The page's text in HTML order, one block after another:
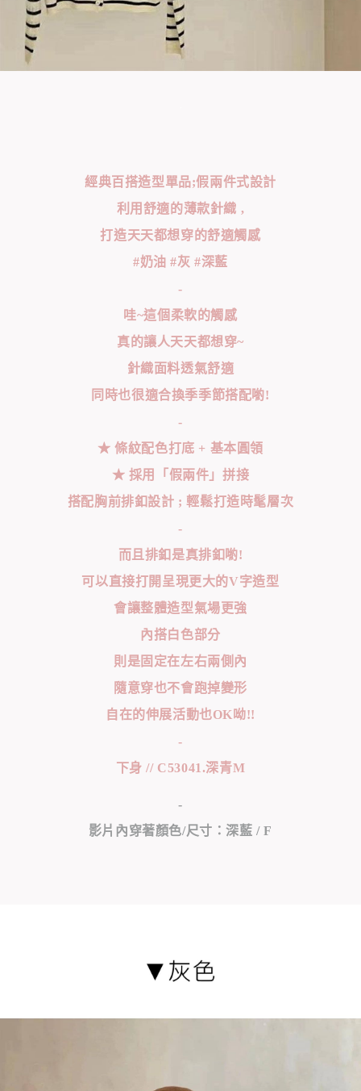
經典百搭造型單品;假兩件式設計
利用舒適的薄款針織 ,
打造天天都想穿的舒適觸感
#奶油 #灰 #深藍
-
哇~這個柔軟的觸感
真的讓人天天都想穿~
針織面料透氣舒適
同時也很適合換季季節搭配喲!
-
★ 條紋配色打底 + 基本圓領
★ 採用「假兩件」拼接
搭配胸前排釦設計 ; 輕鬆打造時髦層次
-
而且排釦是真排釦喲!
可以直接打開呈現更大的V字造型
會讓整體造型氣場更強
內搭白色部分
則是固定在左右兩側內
隨意穿也不會跑掉變形
自在的伸展活動也OK呦!!
-
下身 // C53041.深青M
-
影片內穿著顏色/尺寸：深藍 / F